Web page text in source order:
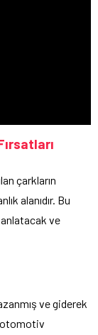
çarkların
alanıdır. Bu
anlatacak ve
ve giderek
otomotiv